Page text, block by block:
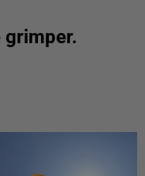
grimper.